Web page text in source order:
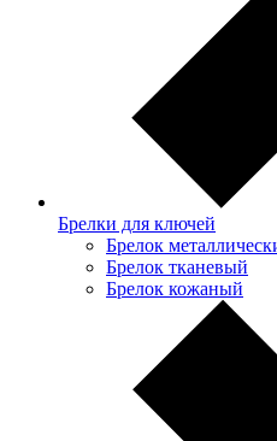
Брелки для ключей
Брелок
Брелок тканевый
Брелок кожаный